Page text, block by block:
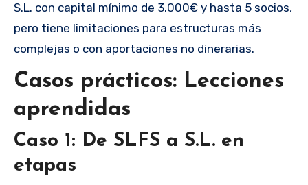
S.L. con capital mínimo de 3.000€ y hasta 5 socios,
pero tiene limitaciones para estructuras más
complejas o con aportaciones no dinerarias.
Casos prácticos: Lecciones
aprendidas
Caso 1: De SLFS a S.L. en
etapas